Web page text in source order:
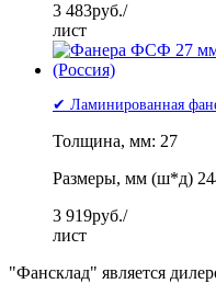
3 483руб./
лист
✔ Ламинированная
Толщина, мм: 27
Размеры, мм (ш*д)
3 919руб./
лист
"Фансклад" является